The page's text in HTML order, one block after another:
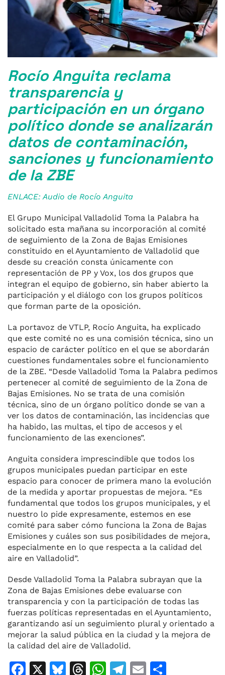
Rocío Anguita reclama
transparencia y
participación en un órgano
político donde se analizarán
datos de contaminación,
sanciones y funcionamiento
de la ZBE
ENLACE: Audio de Rocío Anguita
El Grupo Municipal Valladolid Toma la Palabra ha
solicitado esta mañana su incorporación al comité
de seguimiento de la Zona de Bajas Emisiones
constituido en el Ayuntamiento de Valladolid que
desde su creación consta únicamente con
representación de PP y Vox, los dos grupos que
integran el equipo de gobierno, sin haber abierto la
participación y el diálogo con los grupos políticos
que forman parte de la oposición.
La portavoz de VTLP, Rocío Anguita, ha explicado
que este comité no es una comisión técnica, sino un
espacio de carácter político en el que se abordarán
cuestiones fundamentales sobre el funcionamiento
de la ZBE. “Desde Valladolid Toma la Palabra pedimos
pertenecer al comité de seguimiento de la Zona de
Bajas Emisiones. No se trata de una comisión
técnica, sino de un órgano político donde se van a
ver los datos de contaminación, las incidencias que
ha habido, las multas, el tipo de accesos y el
funcionamiento de las exenciones”.
Anguita considera imprescindible que todos los
grupos municipales puedan participar en este
espacio para conocer de primera mano la evolución
de la medida y aportar propuestas de mejora. “Es
fundamental que todos los grupos municipales, y el
nuestro lo pide expresamente, estemos en ese
comité para saber cómo funciona la Zona de Bajas
Emisiones y cuáles son sus posibilidades de mejora,
especialmente en lo que respecta a la calidad del
aire en Valladolid”.
Desde Valladolid Toma la Palabra subrayan que la
Zona de Bajas Emisiones debe evaluarse con
transparencia y con la participación de todas las
fuerzas políticas representadas en el Ayuntamiento,
garantizando así un seguimiento plural y orientado a
mejorar la salud pública en la ciudad y la mejora de
la calidad del aire de Valladolid.
F X Bl T W T E